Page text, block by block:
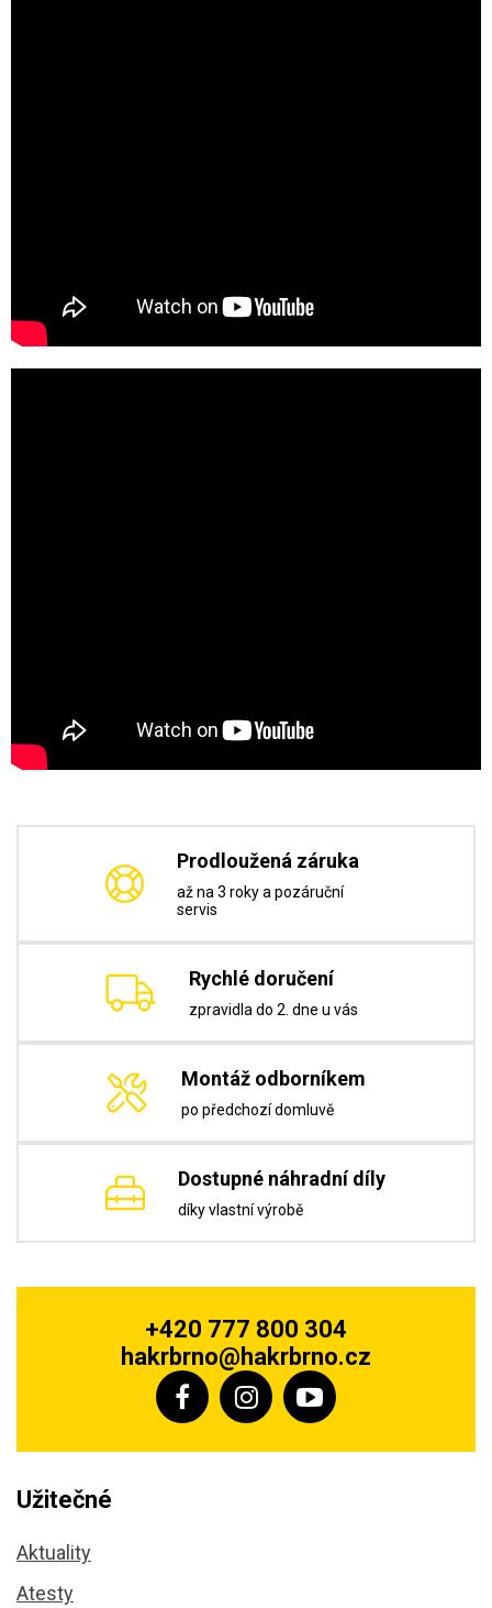
Prodloužená záruka
až na 3 roky a pozáruční
servis
Rychlé doručení
zpravidla do 2. dne u vás
Montáž odborníkem
po předchozí domluvě
Dostupné náhradní díly
díky vlastní výrobě
+420 777 800 304
hakrbrno@hakrbrno.cz
Užitečné
Aktuality
Atesty